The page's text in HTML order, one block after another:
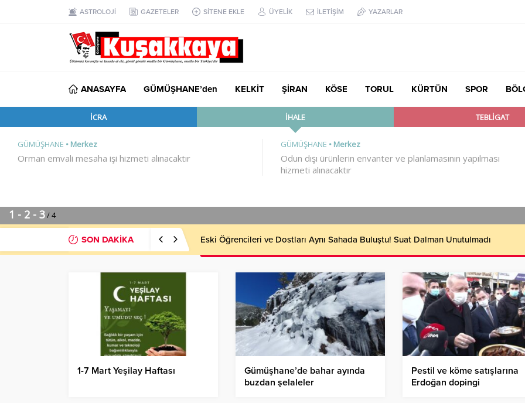
ASTROLOJİ GAZETELER SİTENE EKLE ÜYELİK İLETİŞİM YAZARLAR
ANASAYFA GÜMÜŞHANE’den KELKİT ŞİRAN KÖSE TORUL KÜRTÜN SPOR
SON DAKİKA MHP’li Musa Küçük’ten TBMM’de Çocuk Hakları ve Rehabilitasyon Vurgusu
1-7 Mart Yeşilay Haftası
Gümüşhane’de bahar ayında
buzdan şelaleler
Pestil ve köme satışlarına
Erdoğan dopingi